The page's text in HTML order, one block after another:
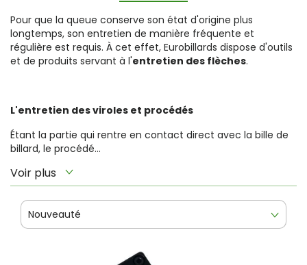
Pour que la queue conserve son état d'origine plus
longtemps, son entretien de manière fréquente et
régulière est requis. À cet effet, Eurobillards dispose d'outils
et de produits servant à l'entretien des flèches.
L'entretien des viroles et procédés
Étant la partie qui rentre en contact direct avec la bille de
billard, le procédé...
Voir plus
Nouveauté